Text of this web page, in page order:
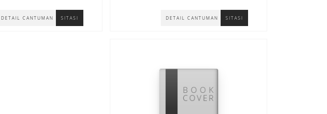
DETAIL CANTUMAN SITASI
DETAIL CANTUMAN SITASI